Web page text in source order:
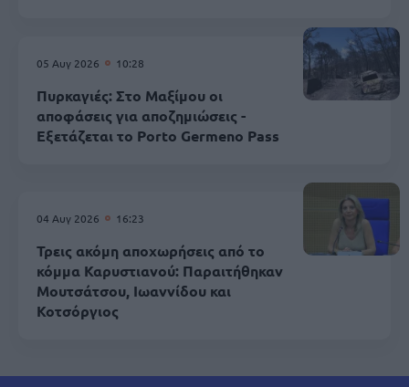
05 Αυγ 2026 10:28
Πυρκαγιές: Στο Μαξίμου οι
αποφάσεις για αποζημιώσεις -
Εξετάζεται το Porto Germeno Pass
04 Αυγ 2026 16:23
Τρεις ακόμη αποχωρήσεις από το
κόμμα Καρυστιανού: Παραιτήθηκαν
Μουτσάτσου, Ιωαννίδου και
Κοτσόργιος